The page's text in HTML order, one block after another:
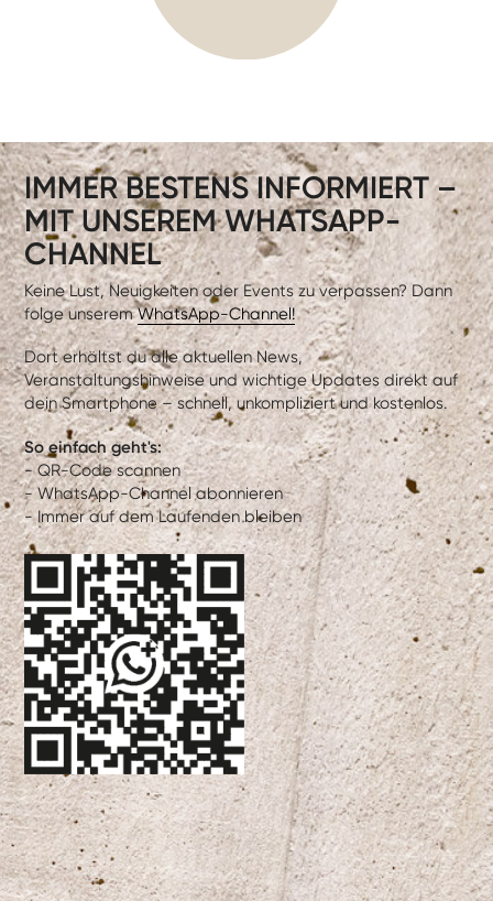
IMMER BESTENS INFORMIERT –
MIT UNSEREM WHATSAPP-
CHANNEL
Keine Lust, Neuigkeiten oder Events zu verpassen? Dann
folge unseremWhatsApp-Channel!
Dort erhältst du alle aktuellen News,
Veranstaltungshinweise und wichtige Updates direkt auf
dein Smartphone – schnell, unkompliziert und kostenlos.
So einfach geht's:
- QR-Code scannen
- WhatsApp-Channel abonnieren
- Immer auf dem Laufenden bleiben